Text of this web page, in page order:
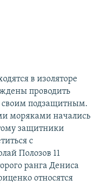
в изоляторе
проводить
своим подзащитным.
моряками начались
защитники
с
Полозов 11
ранга Дениса
относятся